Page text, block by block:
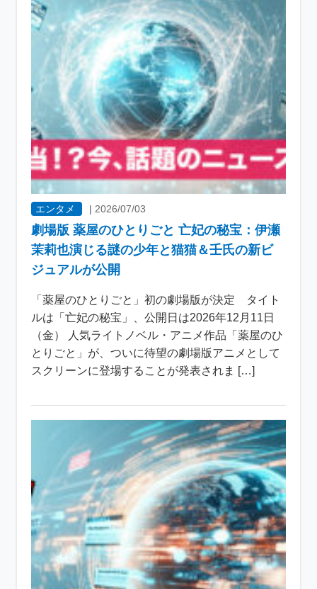
エンタメ |2026/07/03
劇場版 薬屋のひとりごと 亡妃の秘宝：伊瀬
茉莉也演じる謎の少年と猫猫＆壬氏の新ビ
ジュアルが公開
「薬屋のひとりごと」初の劇場版が決定 タイト
ルは「亡妃の秘宝」、公開日は2026年12月11日
（金） 人気ライトノベル・アニメ作品「薬屋のひ
とりごと」が、ついに待望の劇場版アニメとして
スクリーンに登場することが発表されま […]